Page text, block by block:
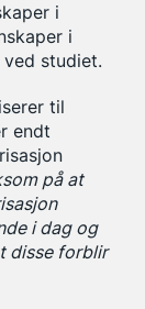
i
i
studiet.
til
endt
på at
i dag og
disse forblir